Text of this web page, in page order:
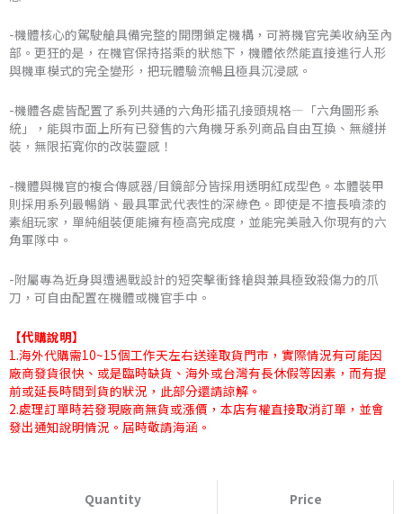
-機體核心的駕駛艙具備完整的開閉鎖定機構，可將機官完美收納至內
部。更狂的是，在機官保持搭乘的狀態下，機體依然能直接進行人形
與機車模式的完全變形，把玩體驗流暢且極具沉浸感。
-機體各處皆配置了系列共通的六角形插孔接頭規格—「六角圖形系
統」，能與市面上所有已發售的六角機牙系列商品自由互換、無縫拼
裝，無限拓寬你的改裝靈感！
-機體與機官的複合傳感器/目鏡部分皆採用透明紅成型色。本體裝甲
則採用系列最暢銷、最具軍武代表性的深綠色。即使是不擅長噴漆的
素組玩家，單純組裝便能擁有極高完成度，並能完美融入你現有的六
角軍隊中。
-附屬專為近身與遭遇戰設計的短突擊衝鋒槍與兼具極致殺傷力的爪
刀，可自由配置在機體或機官手中。
【代購說明】
1.海外代購需10~15個工作天左右送達取貨門市，實際情況有可能因
廠商發貨很快、或是臨時缺貨、海外或台灣有長休假等因素，而有提
前或延長時間到貨的狀況，此部分還請諒解。
2.處理訂單時若發現廠商無貨或漲價，本店有權直接取消訂單，並會
發出通知說明情況。屆時敬請海涵。
Quantity Price